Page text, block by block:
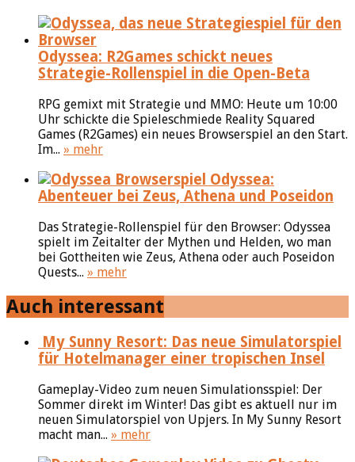
Odyssea: R2Games schickt neues
Strategie-Rollenspiel in die Open-Beta
RPG gemixt mit Strategie und MMO: Heute um 10:00
Uhr schickte die Spieleschmiede Reality Squared
Games (R2Games) ein neues Browserspiel an den Start.
Im... » mehr
Odyssea:
Abenteuer bei Zeus, Athena und Poseidon
Das Strategie-Rollenspiel für den Browser: Odyssea
spielt im Zeitalter der Mythen und Helden, wo man
bei Gottheiten wie Zeus, Athena oder auch Poseidon
Quests... » mehr
Auch interessant
My Sunny Resort: Das neue Simulatorspiel
für Hotelmanager einer tropischen Insel
Gameplay-Video zum neuen Simulationsspiel: Der
Sommer direkt im Winter! Das gibt es aktuell nur im
neuen Simulatorspiel von Upjers. In My Sunny Resort
macht man... » mehr